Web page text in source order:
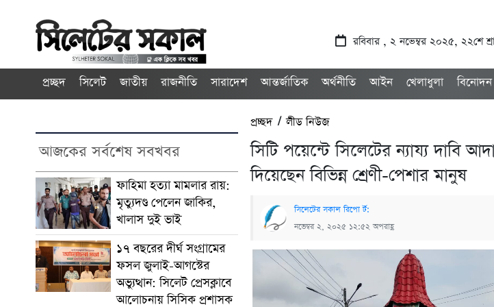
রবিবার , ২ নভেম্বর ২০২৫, ২২শে
প্রচ্ছদ সিলেট জাতীয় রাজনীতি সারাদেশ আন্তর্জাতিক অর্থনীতি আইন খেলাধুলা বিনোদন
আজকের সর্বশেষ সবখবর
ফাহিমা হত্যা মামলার রায়:
মৃত্যুদণ্ড পেলেন জাকির,
খালাস দুই ভাই
১৭ বছরের দীর্ঘ সংগ্রামের
ফসল জুলাই-আগস্টের
অভ্যুত্থান: সিলেট প্রেসক্লাবে
আলোচনায় সিসিক প্রশাসক
প্রচ্ছদ/লীড নিউজ
সিটি পয়েন্টে সিলেটের ন্যায্য দাবি
দিয়েছেন বিভিন্ন শ্রেণী-পেশার মানুষ
সিলেটের সকাল রিপো র্ট:
নভেম্বর ২, ২০২৫ ১২:৫২ অপরাহ্ণ